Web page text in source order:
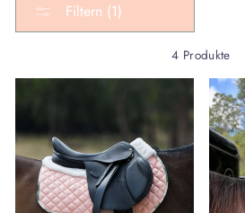
Filtern (1)
4 Produkte